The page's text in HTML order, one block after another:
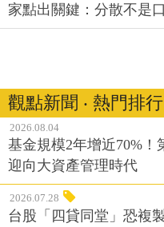
家點出關鍵：分散不是
觀點新聞 ‧ 熱門排行
2026.08.04
基金規模2年增近70%
迎向大資產管理時代
2026.07.28
台股「四貸同堂」恐複